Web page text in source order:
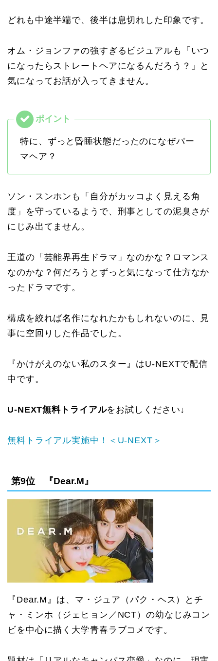
どれも中途半端で、後半は息切れした印象です。
オム・ジョンファの強すぎるビジュアルも「いつ
になったらストレートヘアになるんだろう？」と
気になってお話が入ってきません。
特に、ずっと昏睡状態だったのになぜパー
マヘア？
ソン・スンホンも「自分がカッコよく見える角
度」を守っているようで、刑事としての泥臭さが
にじみ出てません。
王道の「芸能界再生ドラマ」なのかな？ロマンス
なのかな？何だろうとずっと気になって仕方なか
ったドラマです。
構成を絞れば名作になれたかもしれないのに、見
事に空回りした作品でした。
『かけがえのない私のスター』はU-NEXTで配信
中です。
U-NEXT無料トライアルをお試しください↓
無料トライアル実施中！＜U-NEXT＞
第9位 『Dear.M』
『Dear.M』は、マ・ジュア（パク・ヘス）とチ
ャ・ミンホ（ジェヒョン／NCT）の幼なじみコン
ビを中心に描く大学青春ラブコメです。